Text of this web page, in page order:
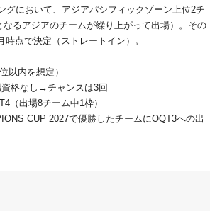
グにおいて、アジアパシフィックゾーン上位2チ
るアジアのチームが繰り上がって出場）。その
点で決定（ストレートイン）。
以内を想定）
格なし→チャンスは3回
（出場8チーム中1枠）
CUP 2027で優勝したチームにOQT3への出